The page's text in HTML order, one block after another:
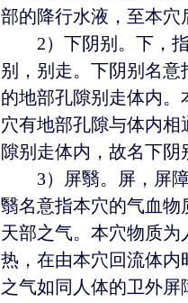
部的降行水液，至本穴
2）下阴别。下，指
别，别走。下阴别名
的地部孔隙别走体内
穴有地部孔隙与体内
隙别走体内，故名下阴
3）屏翳。屏，屏障
翳名意指本穴的气血
天部之气。本穴物质
热，在由本穴回流体
之气如同人体的卫外